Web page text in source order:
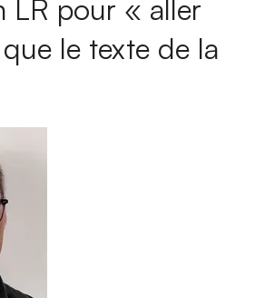
LR pour « aller
le texte de la